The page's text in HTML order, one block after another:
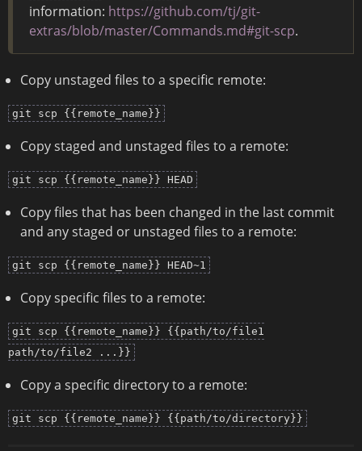
information: https://github.com/tj/git-
extras/blob/master/Commands.md#git-scp.
Copy unstaged files to a specific remote:
git scp {{remote_name}}
Copy staged and unstaged files to a remote:
git scp {{remote_name}} HEAD
Copy files that has been changed in the last commit
and any staged or unstaged files to a remote:
git scp {{remote_name}} HEAD~1
Copy specific files to a remote:
git scp {{remote_name}} {{path/to/file1
path/to/file2 ...}}
Copy a specific directory to a remote:
git scp {{remote_name}} {{path/to/directory}}